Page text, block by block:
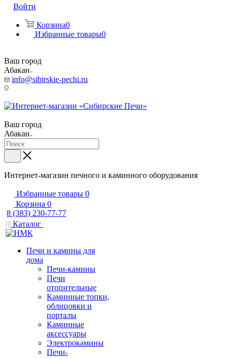
Войти
Корзина0
Избранные товары0
Ваш город
Абакан
info@sibirskie-pechi.ru
Ваш город
Абакан
Интернет-магазин печного и каминного оборудования
Избранные товары 0
Корзина 0
8 (383) 230-77-77
Каталог
Печи и камины для
дома
Печи-камины
Печи
отопительные
Каминные топки,
облицовки и
порталы
Каминные
аксессуары
Электрокамины
Печи-